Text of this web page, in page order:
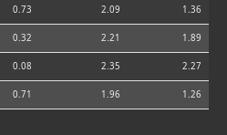
0.73 2.09 1.36
0.32 2.21 1.89
0.08 2.35 2.27
0.71 1.96 1.26